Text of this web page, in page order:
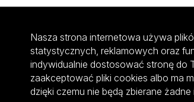
Nasza strona internetowa używa
statystycznych, reklamowych oraz
indywidualnie dostosować stronę do
zaakceptować pliki cookies albo ma
dzięki czemu nie będą zbierane